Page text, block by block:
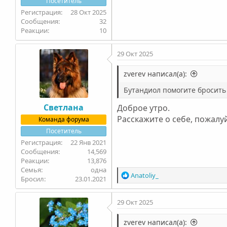
28 Окт 2025
32
10
Светлана
Команда форума
Посетитель
22 Янв 2021
14,569
13,876
Семья
одна
Бросил
23.01.2021
29 Окт 2025
zverev написал(а):
Бутандиол помогите бросить
Доброе утро.
Расскажите о себе,
Р
е
а
к
и
Anatoliy_
29 Окт 2025
zverev написал(а):